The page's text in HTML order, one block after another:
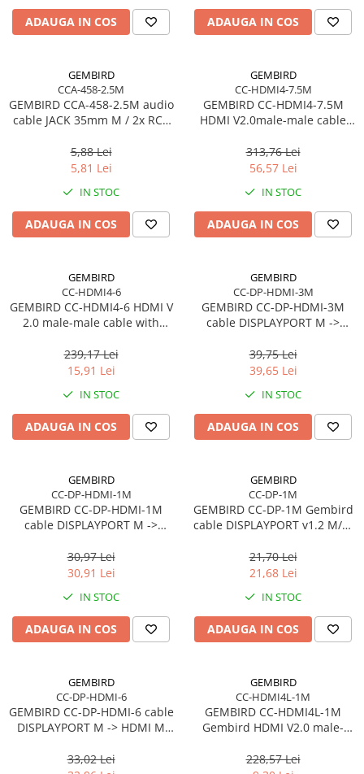
ADAUGA IN COS ADAUGA IN COS
GEMBIRD
CCA-458-2.5M
GEMBIRD CCA-458-2.5M audio
cable JACK 35mm M / 2x RCA
5,88 Lei
5,81 Lei
IN STOC
ADAUGA IN COS
GEMBIRD
CC-HDMI4-7.5M
GEMBIRD CC-HDMI4-7.5M
HDMI V2.0male-male cable
7.5m bulk package
313,76 Lei
56,57 Lei
IN STOC
ADAUGA IN COS
GEMBIRD
CC-HDMI4-6
GEMBIRD CC-HDMI4-6 HDMI V
2.0 male-male cable with
CU
239,17 Lei
15,91 Lei
IN STOC
ADAUGA IN COS
GEMBIRD
CC-DP-HDMI-3M
GEMBIRD CC-DP-HDMI-3M
cable DISPLAYPORT M ->
39,75 Lei
39,65 Lei
IN STOC
ADAUGA IN COS
GEMBIRD
CC-DP-HDMI-1M
GEMBIRD CC-DP-HDMI-1M
cable DISPLAYPORT M ->
30,97 Lei
30,91 Lei
IN STOC
ADAUGA IN COS
GEMBIRD
CC-DP-1M
GEMBIRD CC-DP-1M Gembird
cable DISPLAYPORT v1.2 M/M
21,70 Lei
21,68 Lei
IN STOC
ADAUGA IN COS
GEMBIRD
CC-DP-HDMI-6
GEMBIRD CC-DP-HDMI-6 cable
DISPLAYPORT M -> HDMI M
33,02 Lei
GEMBIRD
CC-HDMI4L-1M
GEMBIRD CC-HDMI4L-1M
Gembird HDMI V2.0 male-
ETHERNET CCS 1m
228,57 Lei